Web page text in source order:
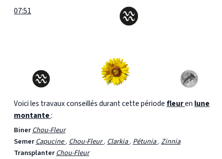
07:51
Voici les travaux conseillés durant cette période fleuren lune
montante:
BinerChou-Fleur
SemerCapucine,Chou-Fleur,Clarkia,Pétunia,Zinnia
TransplanterChou-Fleur